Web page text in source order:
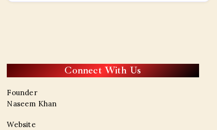
Connect With Us
Founder
Naseem Khan
Website